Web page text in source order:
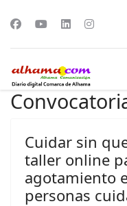
Cuidar sin
taller online
agotamiento
personas